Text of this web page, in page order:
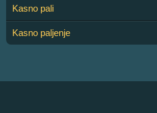
Kasno pali
Kasno paljenje